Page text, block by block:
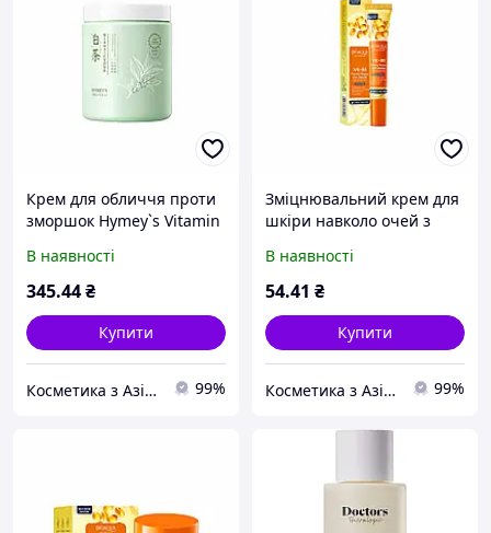
Крем для обличчя проти
зморшок Hymey`s Vitamin
Moisturizing Cream
В наявності
345.44₴
Купити
Косметика з Азії, в роздріб по оптовим цінам! 99%
Зміцнювальний крем для
шкіри навколо очей з
Vitamin E+B5 Firming
Repair Eye Cream
В наявності
54.41 ₴
Купити
Косметика з Азії, в роздріб по оптовим цінам! 99%